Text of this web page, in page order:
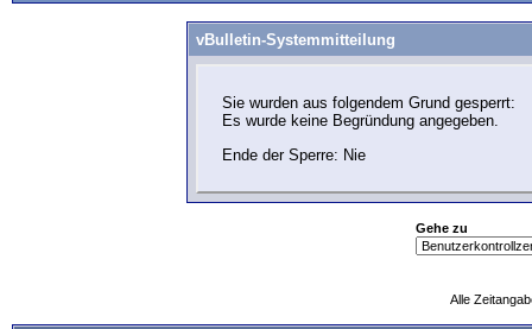
vBulletin-Systemmitteilung
Sie wurden aus folgendem Grund gesperrt:
Es wurde keine Begründung angegeben.
Ende der Sperre: Nie
Gehe zu
Alle